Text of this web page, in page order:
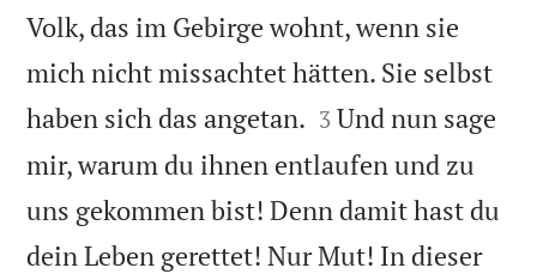
Volk, das im Gebirge wohnt, wenn sie
mich nicht missachtet hätten. Sie selbst
haben sich das angetan. 

3 Und nun sage
mir, warum du ihnen entlaufen und zu
uns gekommen bist! Denn damit hast du
dein Leben gerettet! Nur Mut! In dieser